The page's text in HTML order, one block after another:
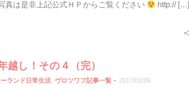
真は是非上記公式ＨＰからご覧ください
http:// […]
越し！その４（完）
ランド日常生活 ヴロツワフ記事一覧 - 2017/01/09